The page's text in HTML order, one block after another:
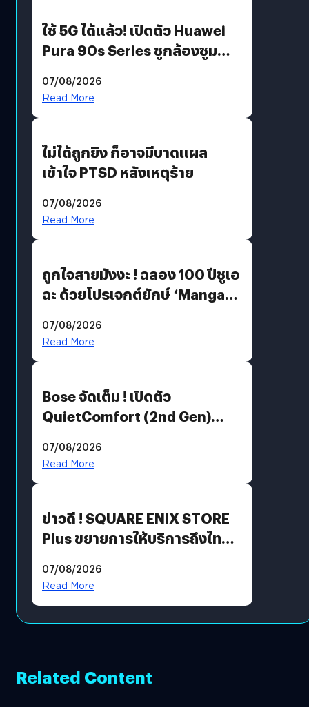
ใช้ 5G ได้แล้ว! เปิดตัว Huawei
Pura 90s Series ชูกล้องซูม
07/08/2026
Read More
ไม่ได้ถูกยิง ก็อาจมีบาดแผล
เข้าใจ PTSD หลังเหตุร้าย
07/08/2026
Read More
ถูกใจสายมังงะ ! ฉลอง 100 ปีชูเอ
ฉะ ด้วยโปรเจกต์ยักษ์ ‘Manga
มีภาษาไทยด้วย
07/08/2026
Read More
Bose จัดเต็ม ! เปิดตัว
QuietComfort (2nd Gen)
07/08/2026
Read More
ข่าวดี ! SQUARE ENIX STORE
Plus ขยายการให้บริการถึงไทย
โดยตรง
07/08/2026
Read More
Related Content